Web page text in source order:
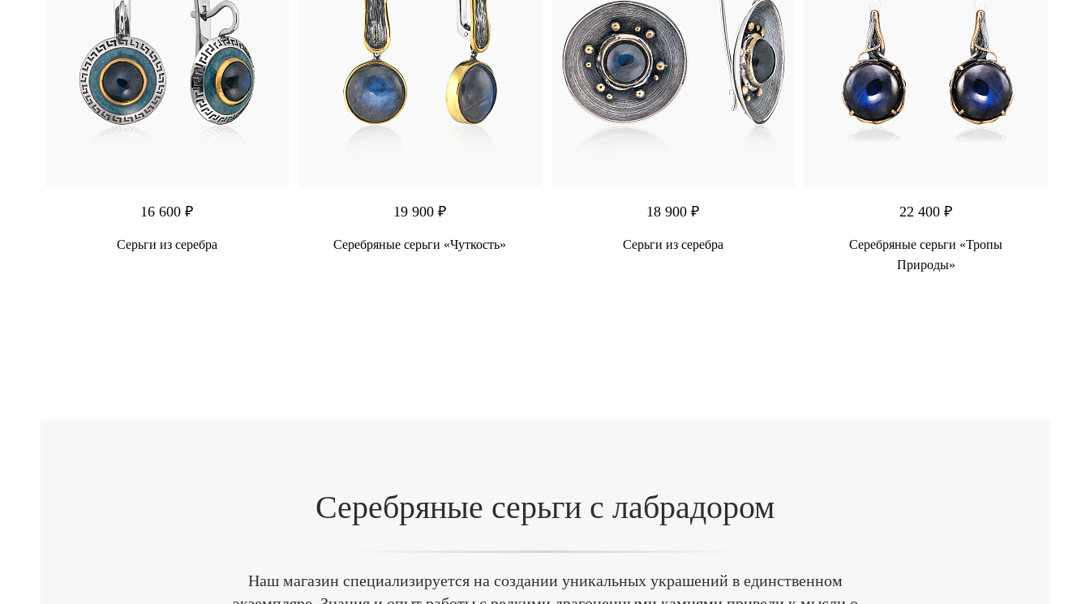
16 600 ₽
Серьги из серебра
19 900 ₽
Серебряные серьги «Чуткость»
18 900 ₽
Серьги из серебра
22 400 ₽
Серебряные серьги «Тропы
Природы»
Серебряные серьги с лабрадором
Наш магазин специализируется на создании уникальных украшений в единственном